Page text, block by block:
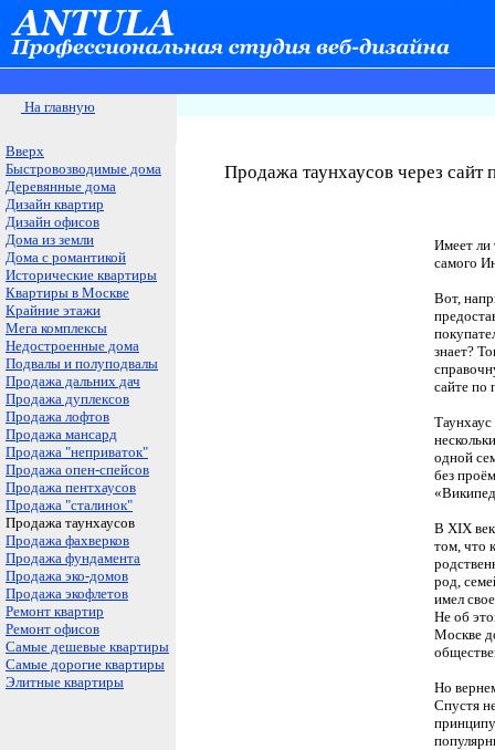
На главную
Вверх
Быстровозводимые дома
Деревянные дома
Дизайн квартир
Дизайн офисов
Дома из земли
Дома с романтикой
Исторические квартиры
Квартиры в Москве
Крайние этажи
Мега комплексы
Недостроенные дома
Подвалы и полуподвалы
Продажа дальних дач
Продажа дуплексов
Продажа лофтов
Продажа мансард
Продажа "неприваток"
Продажа опен-спейсов
Продажа пентхаусов
Продажа "сталинок"
Продажа таунхаусов
Продажа фахверков
Продажа фундамента
Продажа эко-домов
Продажа экофлетов
Ремонт квартир
Ремонт офисов
Самые дешевые квартиры
Самые дорогие квартиры
Элитные квартиры
Продажа таунхаусов через сайт
Имеет ли
самого
Вот,
знает?
сайте по
одной
без
В XIX
том, что
род,
имел
Не об
Москве
Но
Спустя